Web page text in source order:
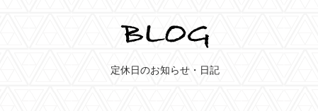
定休日のお知らせ・日記